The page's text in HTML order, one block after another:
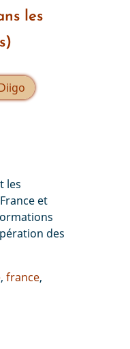
les
les
et
des
, france,